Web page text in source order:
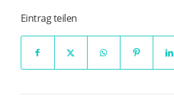
Eintrag teilen